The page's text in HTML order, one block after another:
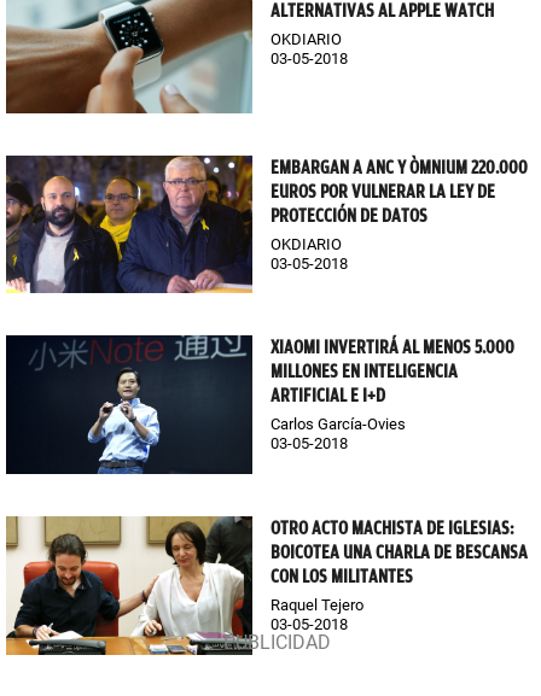
ALTERNATIVAS AL APPLE WATCH
OKDIARIO
03-05-2018
EMBARGAN A ANC Y ÒMNIUM 220.000
EUROS POR VULNERAR LA LEY DE
PROTECCIÓN DE DATOS
OKDIARIO
03-05-2018
XIAOMI INVERTIRÁ AL MENOS 5.000
MILLONES EN INTELIGENCIA
ARTIFICIAL E I+D
Carlos García-Ovies
03-05-2018
OTRO ACTO MACHISTA DE IGLESIAS:
BOICOTEA UNA CHARLA DE BESCANSA
CON LOS MILITANTES
Raquel Tejero
03-05-2018